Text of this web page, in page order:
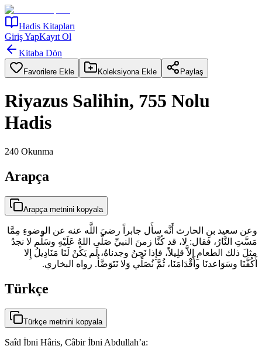
Hadis Kitapları
Giriş YapKayıt Ol
Kitaba Dön
Favorilere Ekle Koleksiyona Ekle Paylaş
Riyazus Salihin, 755 Nolu
Hadis
240 Okunma
Arapça
Arapça metnini kopyala
وعن سعيد بنِ الحارث أَنَّه سأَل جابراً رضيَ اللَّه عنه عن الوضوءِ مِمَّا
مَسَّتِ النَّارُ، فقال: لا، قد كُنَّا زمنَ النبيِّ صَلّى اللهُ عَلَيْهِ وسَلَّم لا نجدُ
مثلَ ذلك الطعامِ إِلاَّ قلِيلاً، فإِذا نَحنُ وجدناهُ، لَم يَكْنْ لَنَا مَنَادِيلُ إِلا
أَكُفَّنَا وسَوَاعدنَا وأَقْدَامَنَا، ثُمَّ نُصَلِّي وَلا نَتَوَضَّأُ. رواه البخاري.
Türkçe
Türkçe metnini kopyala
Saîd İbni Hâris, Câbir İbni Abdullah’a: